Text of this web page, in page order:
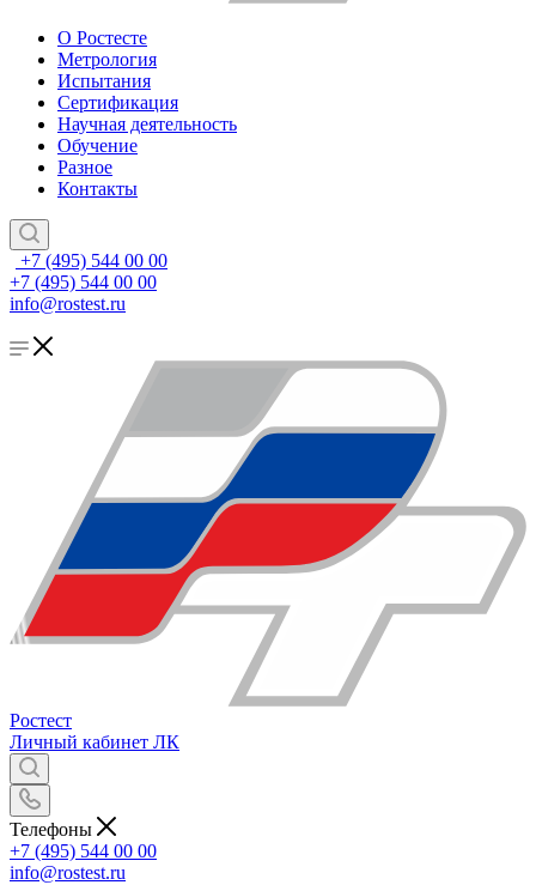
О Ростесте
Метрология
Испытания
Сертификация
Научная деятельность
Обучение
Разное
Контакты
+7 (495) 544 00 00
+7 (495) 544 00 00
info@rostest.ru
Ростест
Личный кабинет ЛК
Телефоны
+7 (495) 544 00 00
info@rostest.ru